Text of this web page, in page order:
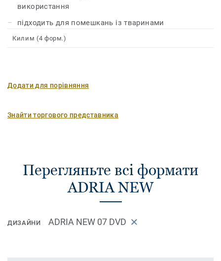
використання
підходить для помешкань із тваринами
Килим (4 форм.)
Додати для порівняння
Знайти торгового представника
Перегляньте всі формати
ADRIA NEW
ДИЗАЙНИ ADRIA NEW 07 DVD